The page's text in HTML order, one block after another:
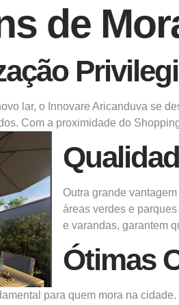
de
lar, o Innovare Aricanduva se
Com a proximidade do
Outra grande
áreas verdes e
e varandas, garantem
Ótimas
para quem mora na